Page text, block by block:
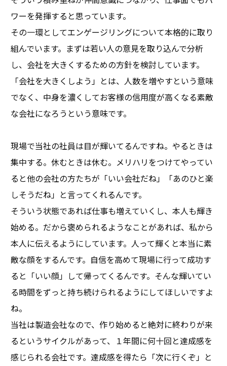
ワーを発揮すると思っています。
その一環としてエンゲージリングについて本格的に取り
組んでいます。まずは若い人の意見を取り込んで分析
し、会社を大きくするための方針を検討しています。
「会社を大きくしよう」とは、人数を増やすという意味
でなく、中身を濃くしてお客様の信用度が高くなる素敵
な会社になろうという意味です。
現場で当社の社員は目が輝いてるんですね。やるときは
集中する。休むときは休む。メリハリをつけてやってい
ると他の会社の方たちが「いい会社だね」「あのひと楽
しそうだね」と言ってくれるんです。
そういう状態であれば仕事も増えていくし、本人も輝き
始める。だから褒められるようなことがあれば、私から
本人に伝えるようにしています。人って輝くと本当に素
敵な顔をするんです。自信を高めて現場に行って成功す
ると「いい顔」して帰ってくるんです。そんな輝いてい
る時間をずっと持ち続けられるようにしてほしいですよ
ね。
当社は製造会社なので、作り始めると絶対に終わりが来
るというサイクルがあって、１年間に何十回と達成感を
感じられる会社です。達成感を得たら「次に行くぞ」と